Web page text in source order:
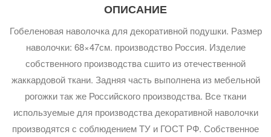
ОПИСАНИЕ
Гобеленовая наволочка для декоративной подушки. Размер
наволочки: 68×47см. производство Россия. Изделие
собственного производства сшито из отечественной
жаккардовой ткани. Задняя часть выполнена из мебельной
рогожки так же Российского производства. Все ткани
используемые для производства декоративной наволочки
производятся с соблюдением ТУ и ГОСТ РФ. Собственное